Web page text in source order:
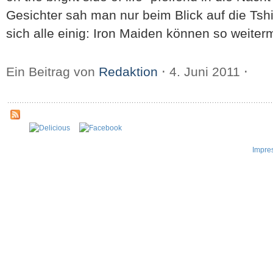
Gesichter sah man nur beim Blick auf die
sich alle einig: Iron Maiden können so
Ein Beitrag von Redaktion ⋅ 4. Juni 2011 ⋅